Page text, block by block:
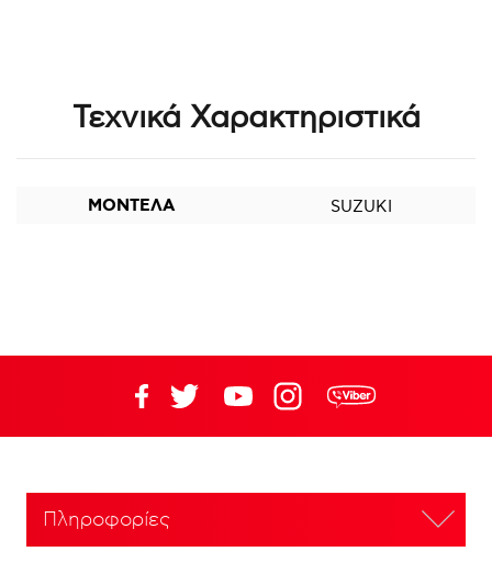
Τεχνικά Χαρακτηριστικά
ΜΟΝΤΕΛΑ SUZUKI
Πληροφορίες